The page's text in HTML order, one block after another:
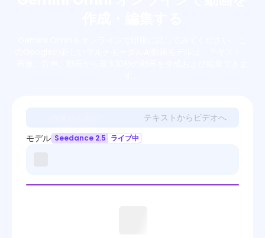
テキストからビデオへ
モデル Seedance 2.5 ライブ中